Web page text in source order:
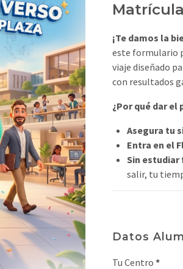
¡Te damos la
este formulario
viaje diseñado
con resultados
¿Por qué dar el
Asegura tu
Entra en el
Sin estudiar
salir, tu
Datos
Tu Centro *